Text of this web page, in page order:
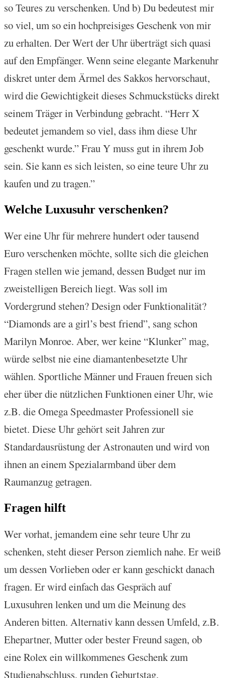
so Teures zu verschenken. Und b) Du bedeutest mir
so viel, um so ein hochpreisiges Geschenk von mir
zu erhalten. Der Wert der Uhr überträgt sich quasi
auf den Empfänger. Wenn seine elegante Markenuhr
diskret unter dem Ärmel des Sakkos hervorschaut,
wird die Gewichtigkeit dieses Schmuckstücks direkt
seinem Träger in Verbindung gebracht. “Herr X
bedeutet jemandem so viel, dass ihm diese Uhr
geschenkt wurde.” Frau Y muss gut in ihrem Job
sein. Sie kann es sich leisten, so eine teure Uhr zu
kaufen und zu tragen.”
Welche Luxusuhr verschenken?
Wer eine Uhr für mehrere hundert oder tausend
Euro verschenken möchte, sollte sich die gleichen
Fragen stellen wie jemand, dessen Budget nur im
zweistelligen Bereich liegt. Was soll im
Vordergrund stehen? Design oder Funktionalität?
“Diamonds are a girl’s best friend”, sang schon
Marilyn Monroe. Aber, wer keine “Klunker” mag,
würde selbst nie eine diamantenbesetzte Uhr
wählen. Sportliche Männer und Frauen freuen sich
eher über die nützlichen Funktionen einer Uhr, wie
z.B. die Omega Speedmaster Professionell sie
bietet. Diese Uhr gehört seit Jahren zur
Standardausrüstung der Astronauten und wird von
ihnen an einem Spezialarmband über dem
Raumanzug getragen.
Fragen hilft
Wer vorhat, jemandem eine sehr teure Uhr zu
schenken, steht dieser Person ziemlich nahe. Er weiß
um dessen Vorlieben oder er kann geschickt danach
fragen. Er wird einfach das Gespräch auf
Luxusuhren lenken und um die Meinung des
Anderen bitten. Alternativ kann dessen Umfeld, z.B.
Ehepartner, Mutter oder bester Freund sagen, ob
eine Rolex ein willkommenes Geschenk zum
Studienabschluss, runden Geburtstag,